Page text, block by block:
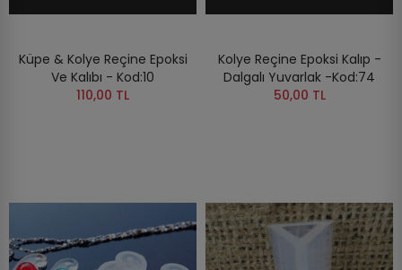
Küpe & Kolye Reçine Epoksi
Ve Kalıbı - Kod:10
110,00 TL
Kolye Reçine Epoksi Kalıp -
Dalgalı Yuvarlak -Kod:74
50,00 TL